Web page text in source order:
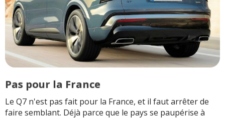
Pas pour la France
Le Q7 n'est pas fait pour la France, et il faut arrêter de
faire semblant. Déjà parce que le pays se paupérise à